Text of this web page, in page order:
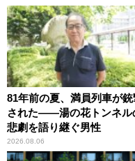
81年前の夏、満員列車が銃
された――湯の花トンネル
悲劇を語り継ぐ男性
2026.08.06